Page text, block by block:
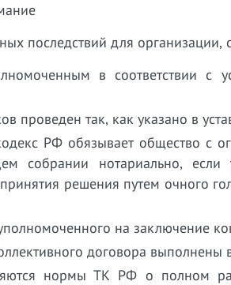
последствий для организации,
в соответствии с
проведен так, как указано в
РФ обязывает общество с
собрании нотариально,
решения путем очного
на заключение
договора выполнены
нормы ТК РФ о полном